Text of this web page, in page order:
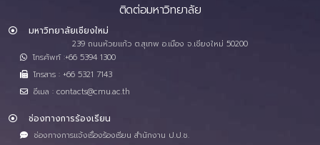
ติดต่อมหาวิทยาลัย
มหาวิทยาลัยเชียงใหม่
239 ถนนห้วยแก้ว ต.สุเทพ อ.เมือง จ.เชียงใหม่ 50200
โทรศัพท์ :+66 5394 1300
โทรสาร : +66 5321 7143
อีเมล : contacts@cmu.ac.th
ช่องทางการร้องเรียน
ช่องทางการแจ้งเรื่องร้องเรียน สำนักงาน ป.ป.ช.